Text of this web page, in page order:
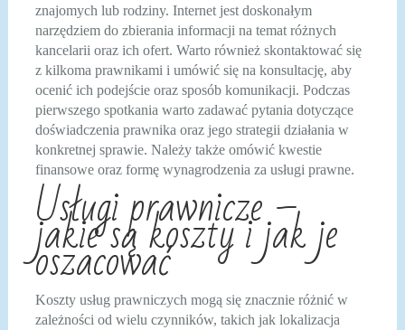
znajomych lub rodziny. Internet jest doskonałym
narzędziem do zbierania informacji na temat różnych
kancelarii oraz ich ofert. Warto również skontaktować się
z kilkoma prawnikami i umówić się na konsultację, aby
ocenić ich podejście oraz sposób komunikacji. Podczas
pierwszego spotkania warto zadawać pytania dotyczące
doświadczenia prawnika oraz jego strategii działania w
konkretnej sprawie. Należy także omówić kwestie
finansowe oraz formę wynagrodzenia za usługi prawne.
Usługi prawnicze –
jakie są koszty i jak je
oszacować
Koszty usług prawniczych mogą się znacznie różnić w
zależności od wielu czynników, takich jak lokalizacja